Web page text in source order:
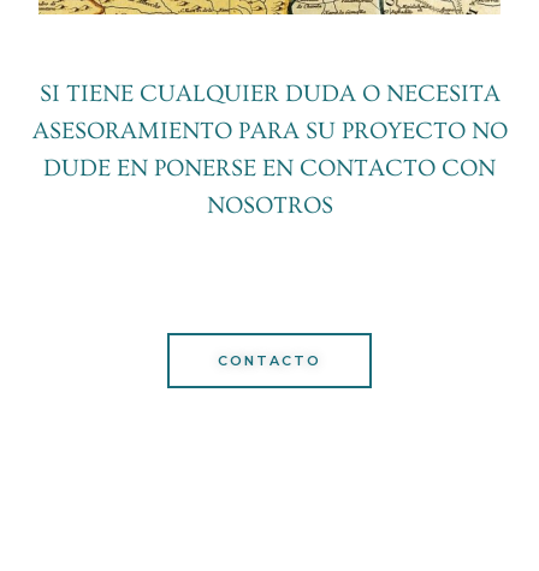
SI TIENE CUALQUIER DUDA O NECESITA
ASESORAMIENTO PARA SU PROYECTO NO
DUDE EN PONERSE EN CONTACTO CON
NOSOTROS
CONTACTO